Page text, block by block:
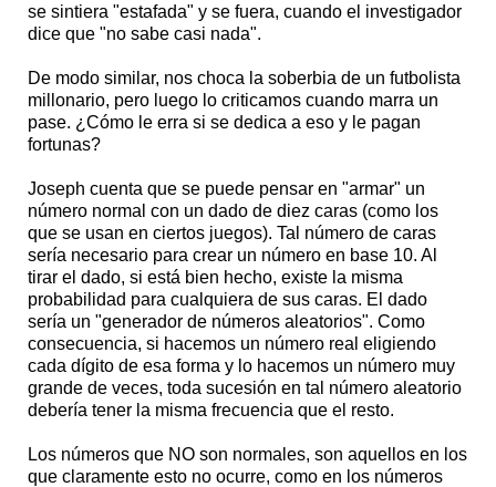
se sintiera "estafada" y se fuera, cuando el investigador
dice que "no sabe casi nada".
De modo similar, nos choca la soberbia de un futbolista
millonario, pero luego lo criticamos cuando marra un
pase. ¿Cómo le erra si se dedica a eso y le pagan
fortunas?
Joseph cuenta que se puede pensar en "armar" un
número normal con un dado de diez caras (como los
que se usan en ciertos juegos). Tal número de caras
sería necesario para crear un número en base 10. Al
tirar el dado, si está bien hecho, existe la misma
probabilidad para cualquiera de sus caras. El dado
sería un "generador de números aleatorios". Como
consecuencia, si hacemos un número real eligiendo
cada dígito de esa forma y lo hacemos un número muy
grande de veces, toda sucesión en tal número aleatorio
debería tener la misma frecuencia que el resto.
Los números que NO son normales, son aquellos en los
que claramente esto no ocurre, como en los números